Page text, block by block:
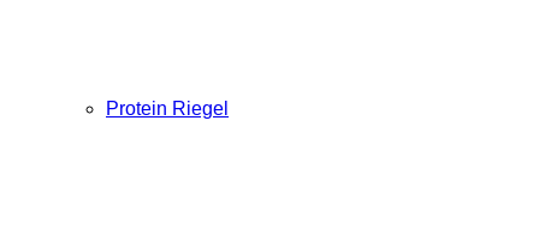
Protein Riegel